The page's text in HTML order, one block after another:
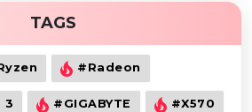
TAGS
#Radeon
3 #GIGABYTE #X570